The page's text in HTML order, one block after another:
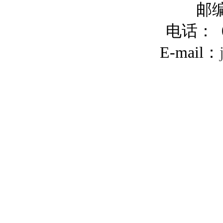
邮
电话：
E-mail：